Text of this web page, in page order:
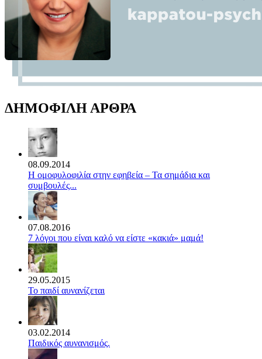
ΔΗΜΟΦΙΛΗ ΑΡΘΡΑ
08.09.2014
Η ομοφυλοφιλία στην εφηβεία – Τα σημάδια και
συμβουλές...
07.08.2016
7 λόγοι που είναι καλό να είστε «κακιά» μαμά!
29.05.2015
Το παιδί αυνανίζεται
03.02.2014
Παιδικός αυνανισμός.